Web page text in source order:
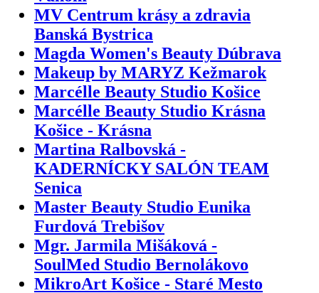
MV Centrum krásy a zdravia
Banská Bystrica
Magda Women's Beauty Dúbrava
Makeup by MARYZ Kežmarok
Marcélle Beauty Studio Košice
Marcélle Beauty Studio Krásna
Košice - Krásna
Martina Ralbovská -
KADERNÍCKY SALÓN TEAM
Senica
Master Beauty Studio Eunika
Furdová Trebišov
Mgr. Jarmila Mišáková -
SoulMed Studio Bernolákovo
MikroArt Košice - Staré Mesto